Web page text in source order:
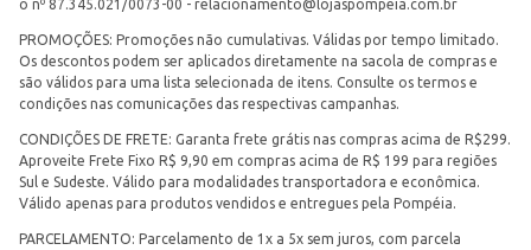
o nº 87.345.021/0073-00 - relacionamento@lojaspompeia.com.br
PROMOÇÕES: Promoções não cumulativas. Válidas por tempo limitado.
Os descontos podem ser aplicados diretamente na sacola de compras e
são válidos para uma lista selecionada de itens. Consulte os termos e
condições nas comunicações das respectivas campanhas.
CONDIÇÕES DE FRETE: Garanta frete grátis nas compras acima de R$299.
Aproveite Frete Fixo R$ 9,90 em compras acima de R$ 199 para regiões
Sul e Sudeste. Válido para modalidades transportadora e econômica.
Válido apenas para produtos vendidos e entregues pela Pompéia.
PARCELAMENTO: Parcelamento de 1x a 5x sem juros, com parcela